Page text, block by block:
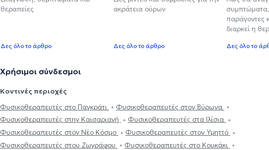
θεραπείες
Δες όλο το άρθρο
ακράτεια ούρων
Δες όλο το άρθρο
συμπτώματα,
παράγοντες
διαρκεί η
Δες όλο το
Χρήσιμοι σύνδεσμοι
Κοντινές περιοχές
Φυσικοθεραπευτές στο Παγκράτι
Φυσικοθεραπευτές στον Βύρωνα
Φυσικοθεραπευτές στην Καισαριανή
Φυσικοθεραπευτές στα Ιλίσια
Φυσικοθεραπευτές στον Νέο Κόσμο
Φυσικοθεραπευτές στον Υμηττό
Φυσικοθεραπευτές στου Ζωγράφου
Φυσικοθεραπευτές στο Κουκάκι